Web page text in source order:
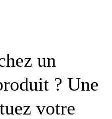
un
? Une
votre